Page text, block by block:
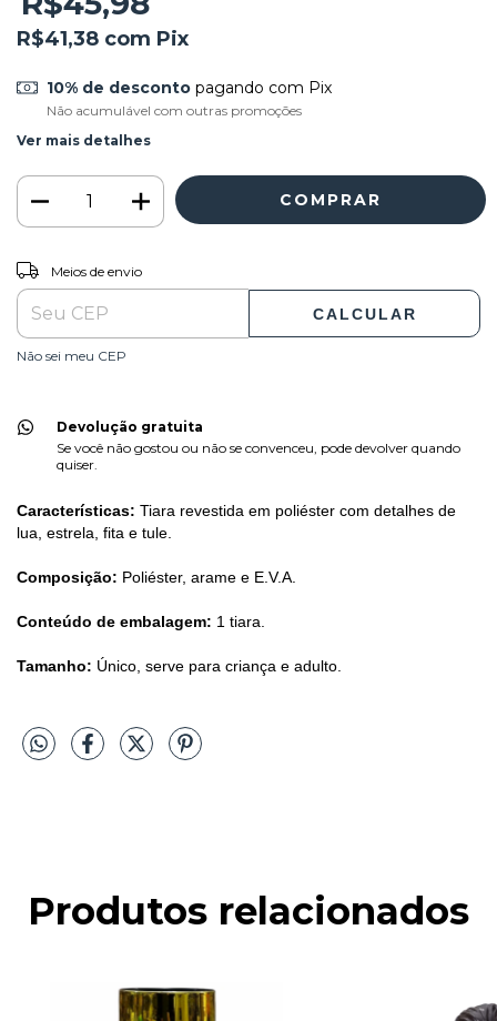
R$41,38 com Pix
10% de descontopagando com Pix
Não acumulável com outras promoções
Ver mais detalhes
Entregas para o CEP:
Meios de envio
CALCULAR
Não sei meu CEP
Devolução gratuita
Se você não gostou ou não se convenceu, pode devolver quando
quiser.
Características: Tiara revestida em poliéster com detalhes de
lua, estrela, fita e tule.
Composição: Poliéster, arame e E.V.A.
Conteúdo de embalagem: 1 tiara.
Tamanho: Único, serve para criança e adulto.
Produtos relacionados